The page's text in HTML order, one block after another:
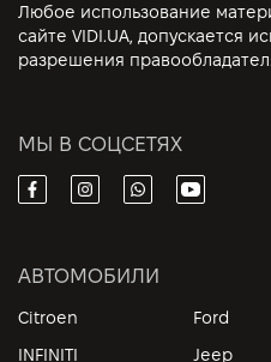
Любое использование
сайте VIDI.UA, допускается
разрешения
МЫ В СОЦСЕТЯХ
АВТОМОБИЛИ
Citroen Ford
INFINITI
Jeep